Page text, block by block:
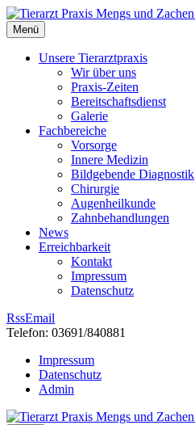
Menü
Unsere Tierarztpraxis
Wir über uns
Praxis-Zeiten
Bereitschaftsdienst
Galerie
Fachbereiche
Vorsorge
Innere Medizin
Bildgebende Diagnostik
Chirurgie
Augenheilkunde
Zahnbehandlungen
News
Erreichbarkeit
Kontakt
Impressum
Datenschutz
RssEmail
Telefon: 03691/840881
Impressum
Datenschutz
Admin